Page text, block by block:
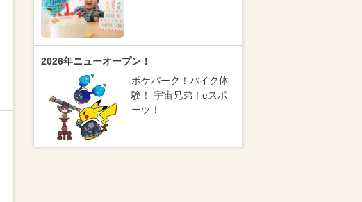
2026年ニューオープン！
ポケパーク！バイク体
験！ 宇宙兄弟！eスポ
ーツ！